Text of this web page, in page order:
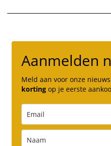
Aanmelden
Meld aan voor onze
korting op je eerste